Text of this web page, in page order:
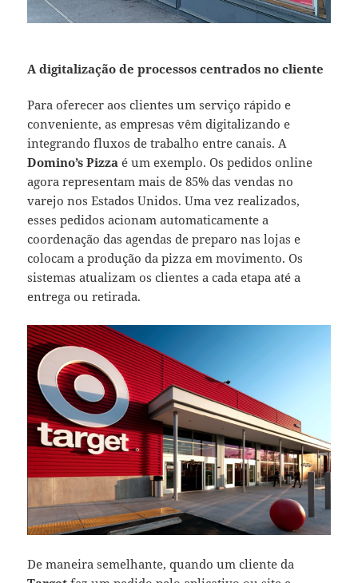
A digitalização de processos centrados no cliente
Para oferecer aos clientes um serviço rápido e
conveniente, as empresas vêm digitalizando e
integrando fluxos de trabalho entre canais. A
Domino’s Pizza é um exemplo. Os pedidos online
agora representam mais de 85% das vendas no
varejo nos Estados Unidos. Uma vez realizados,
esses pedidos acionam automaticamente a
coordenação das agendas de preparo nas lojas e
colocam a produção da pizza em movimento. Os
sistemas atualizam os clientes a cada etapa até a
entrega ou retirada.
De maneira semelhante, quando um cliente da